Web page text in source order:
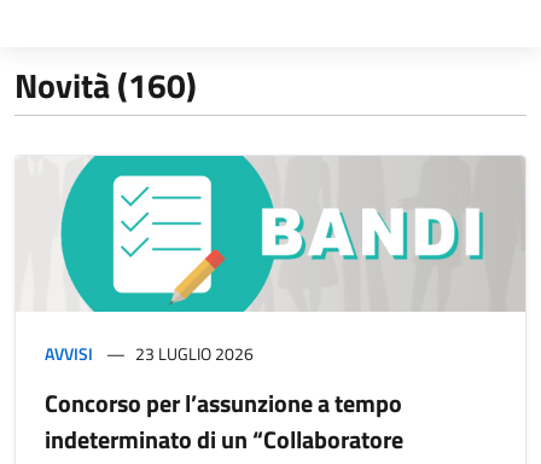
Novità (160)
AVVISI 23 LUGLIO 2026
Concorso per l’assunzione a tempo
indeterminato di un “Collaboratore